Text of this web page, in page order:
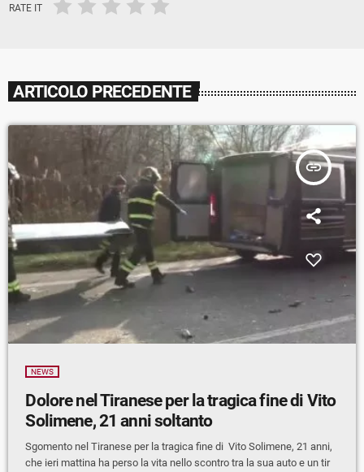
RATE IT
ARTICOLO PRECEDENTE
insert_link
NEWS
Dolore nel Tiranese per la tragica fine di Vito
Solimene, 21 anni soltanto
Sgomento nel Tiranese per la tragica fine di Vito Solimene, 21 anni,
che ieri mattina ha perso la vita nello scontro tra la sua auto e un tir